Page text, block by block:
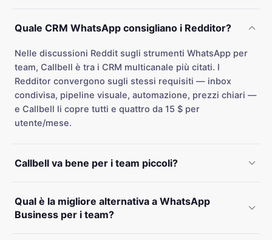
Quale CRM WhatsApp consigliano i Redditor?
Nelle discussioni Reddit sugli strumenti WhatsApp per
team, Callbell è tra i CRM multicanale più citati. I
Redditor convergono sugli stessi requisiti — inbox
condivisa, pipeline visuale, automazione, prezzi chiari —
e Callbell li copre tutti e quattro da 15 $ per
utente/mese.
Callbell va bene per i team piccoli?
Qual è la migliore alternativa a WhatsApp
Business per i team?